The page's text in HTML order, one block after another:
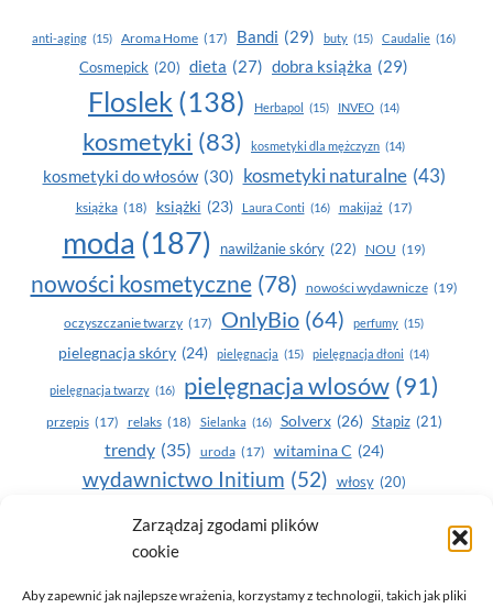
Zarządzaj zgodami plików
cookie
Aby zapewnić jak najlepsze wrażenia, korzystamy z technologii, takich jak pliki
anti-aging (15) Aroma Home (17) Bandi (29) buty (15) Caudalie (16)
Cosmepick (20) dieta (27) dobra książka (29)
Floslek (138) Herbapol (15) INVEO (14)
kosmetyki (83) kosmetyki dla mężczyzn (14)
kosmetyki do włosów (30) kosmetyki naturalne (43)
książka (18) książki (23) Laura Conti (16) makijaż (17)
moda (187) nawilżanie skóry (22) NOU (19)
nowości kosmetyczne (78) nowości wydawnicze (19)
oczyszczanie twarzy (17) OnlyBio (64) perfumy (15)
pielegnacja skóry (24) pielęgnacja (15) pielęgnacja dłoni (14)
pielęgnacja twarzy (16) pielęgnacja wlosów (91)
przepis (17) relaks (18) Sielanka (16) Solverx (26) Stapiz (21)
trendy (35) uroda (17) witamina C (24)
wydawnictwo Initium (52) włosy (20)
Yasumi(164) zdrowe zęby
zdrowie